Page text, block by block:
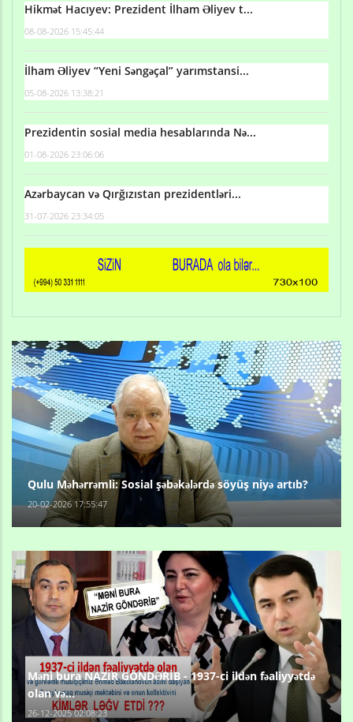
Hikmət Hacıyev: Prezident İlham Əliyev t...
08-08-2026 15:45:44
İlham Əliyev “Yeni Səngəçal” yarımstansi...
05-08-2026 13:38:21
Prezidentin sosial media hesablarında Nə...
01-08-2026 23:06:06
Azərbaycan və Qırğızıstan prezidentləri...
31-07-2026 23:34:05
Qulu Məhərrəmli: Sosial şəbəkələrdə söyüş niyə artıb?
20-02-2026 17:55:47
Məni bura NAZİR GÖNDƏRİB - 1937-ci ildən fəaliyyətdə
olan və...
26-12-2025 02:08:23